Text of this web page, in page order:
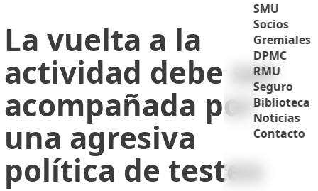
SMU
Socios
Gremiales
DPMC
RMU
Seguro
Biblioteca
Noticias
Contacto
La vuelta a la
actividad debe ser
acompañada por
una agresiva
política de testeo